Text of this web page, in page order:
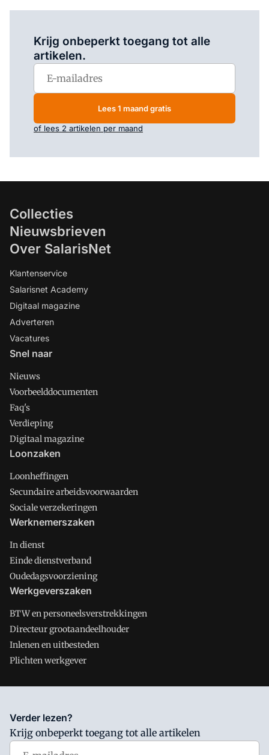
Krijg onbeperkt toegang tot alle
artikelen.
Lees 1 maand gratis
of lees 2 artikelen per maand
Collecties
Nieuwsbrieven
Over SalarisNet
Klantenservice
Salarisnet Academy
Digitaal magazine
Adverteren
Vacatures
Snel naar
Nieuws
Voorbeelddocumenten
Faq's
Verdieping
Digitaal magazine
Loonzaken
Loonheffingen
Secundaire arbeidsvoorwaarden
Sociale verzekeringen
Werknemerszaken
In dienst
Einde dienstverband
Oudedagsvoorziening
Werkgeverszaken
BTW en personeelsverstrekkingen
Directeur grootaandeelhouder
Inlenen en uitbesteden
Plichten werkgever
Salarisnet is onderdeel van VMN media. Lees in
waar VMN media voor staat. Op gebruik van deze site zijn de
volgende regelingen van toepassing:Algemene Voorwaarden
Verder lezen?
Krijg onbeperkt toegang tot alle artikelen